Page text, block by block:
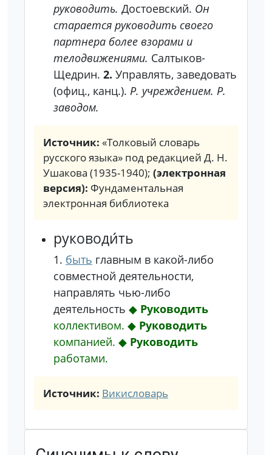
руководить. Достоевский. Он
старается руководить своего
партнера более взорами и
телодвижениями. Салтыков-
Щедрин. 2. Управлять, заведовать
(офиц., канц.). Р. учреждением. Р.
заводом.
Источник: «Толковый словарь
русского языка» под редакцией Д. Н.
Ушакова (1935-1940); (электронная
версия): Фундаментальная
электронная библиотека
руководи́ть
1. быть главным в какой-либо
совместной деятельности,
направлять чью-либо
деятельность ◆ Руководить
коллективом. ◆ Руководить
компанией. ◆ Руководить
работами.
Источник: Викисловарь